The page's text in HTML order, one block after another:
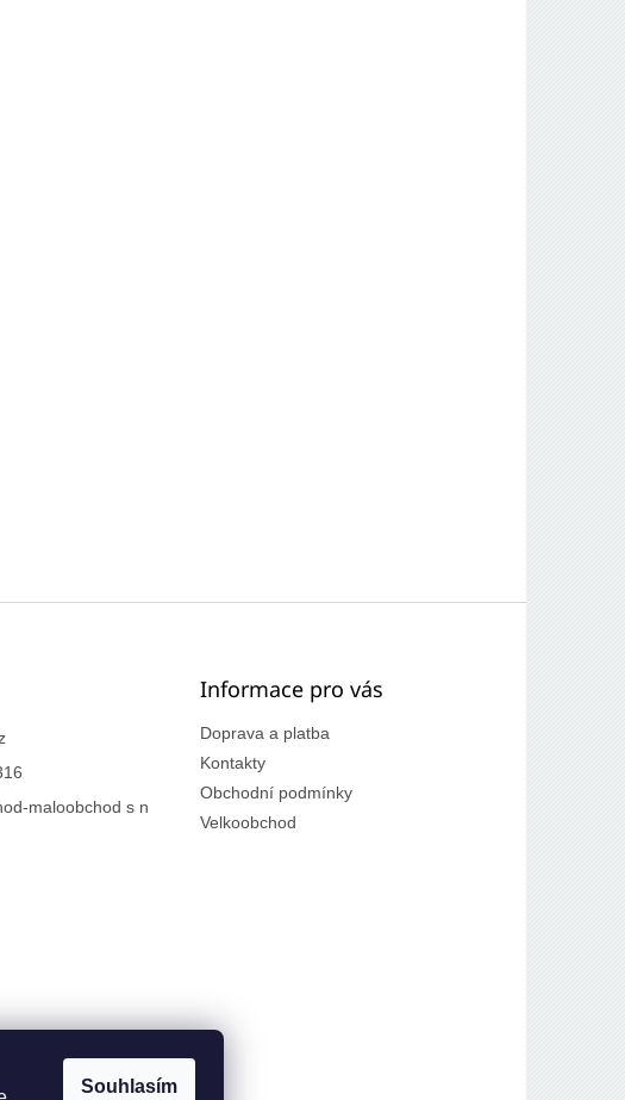
Souhlasím
maloobchod s n
Informace pro vás
Doprava a platba
Kontakty
Obchodní podmínky
Velkoobchod